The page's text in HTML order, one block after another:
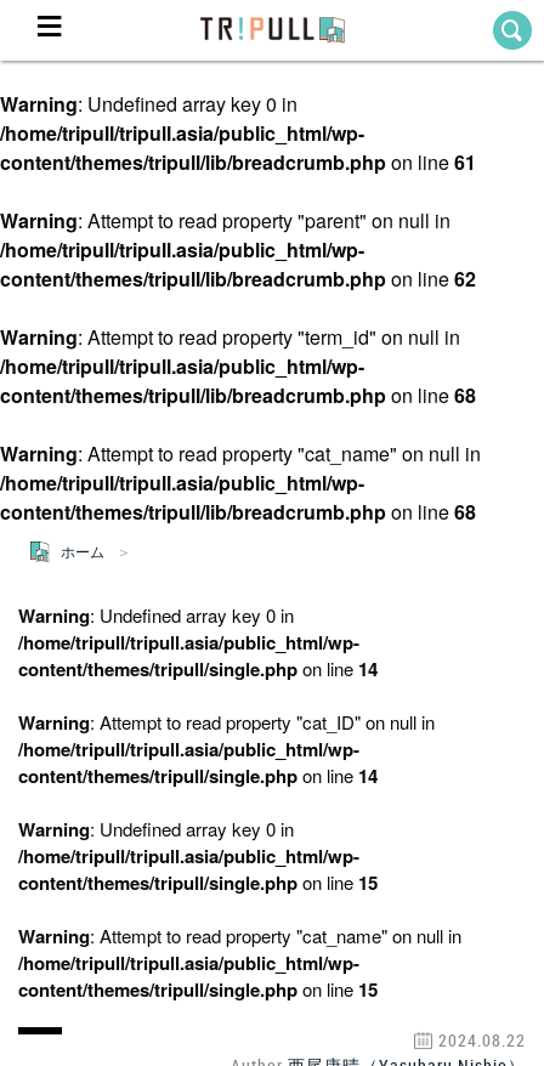
ホーム
Theme
テーマから探す
TRIPULLブログ
About
私たちについて
Warning: Undefined array key 0 in
/home/tripull/tripull.asia/public_html/wp-
content/themes/tripull/lib/breadcrumb.phpon line61
Warning: Attempt to read property "parent" on null in
/home/tripull/tripull.asia/public_html/wp-
content/themes/tripull/lib/breadcrumb.phpon line62
Warning: Attempt to read property "term_id" on null in
/home/tripull/tripull.asia/public_html/wp-
content/themes/tripull/lib/breadcrumb.phpon line68
Warning: Attempt to read property "cat_name" on null in
/home/tripull/tripull.asia/public_html/wp-
content/themes/tripull/lib/breadcrumb.phpon line68
ホーム
Warning: Undefined array key 0 in
/home/tripull/tripull.asia/public_html/wp-
content/themes/tripull/single.phpon line 14
Warning: Attempt to read property "cat_ID" on null in
/home/tripull/tripull.asia/public_html/wp-
content/themes/tripull/single.phpon line 14
Warning: Undefined array key 0 in
/home/tripull/tripull.asia/public_html/wp-
content/themes/tripull/single.phpon line 15
Warning: Attempt to read property "cat_name" on null in
/home/tripull/tripull.asia/public_html/wp-
content/themes/tripull/single.phpon line 15
2024.08.22